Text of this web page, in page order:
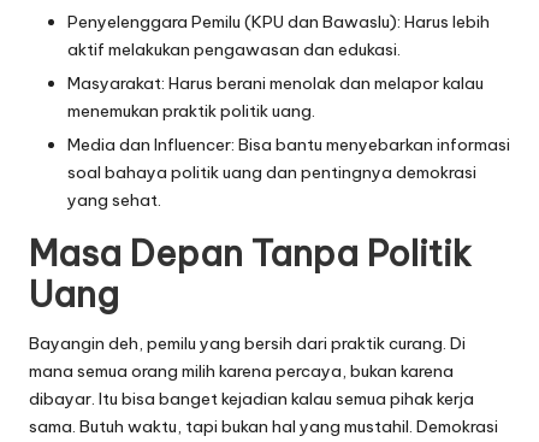
Penyelenggara Pemilu (KPU dan Bawaslu): Harus lebih
aktif melakukan pengawasan dan edukasi.
Masyarakat: Harus berani menolak dan melapor kalau
menemukan praktik politik uang.
Media dan Influencer: Bisa bantu menyebarkan informasi
soal bahaya politik uang dan pentingnya demokrasi
yang sehat.
Masa Depan Tanpa Politik
Uang
Bayangin deh, pemilu yang bersih dari praktik curang. Di
mana semua orang milih karena percaya, bukan karena
dibayar. Itu bisa banget kejadian kalau semua pihak kerja
sama. Butuh waktu, tapi bukan hal yang mustahil. Demokrasi